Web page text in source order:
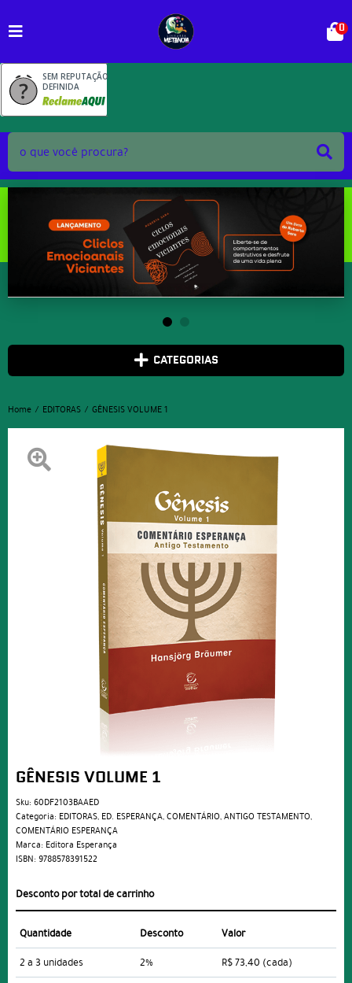
SEM REPUTAÇÃO
DEFINIDA
0
CATEGORIAS
Home EDITORAS GÊNESIS VOLUME 1
GÊNESIS VOLUME 1
Sku: 60DF2103BAAED
Categoria: EDITORAS, ED. ESPERANÇA,COMENTÁRIO,ANTIGO TESTAMENTO,
COMENTÁRIO ESPERANÇA
Marca: Editora Esperança
ISBN: 9788578391522
Desconto por total de carrinho
Quantidade Desconto
Valor
2 a 3 unidades
2% R$ 73,40 (cada)